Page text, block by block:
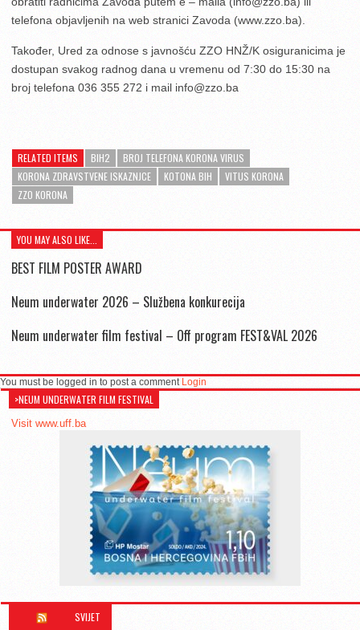
telefona objavljenih na web stranici Zavoda (www.zzo.ba).
Također, Ured za odnose s javnošću ZZO HNŽ/K osiguranicima je
dostupan svakog radnog dana u vremenu od 7:30 do 15:30 na
broj telefona 036 355 272 i mail info@zzo.ba
RELATED ITEMS BIH2
BROJ TELEFONA KORONA VIRUS
KORONA ZDRAVSTVENE ISKAZNJCE
KOTONA BIH
VITUS KORONA
ZZO KORONA
YOU MAY ALSO LIKE...
BEST FILM POSTER AWARD
Neum underwater 2026 – Službena konkurecija
Neum underwater film festival – Off program FEST&VAL 2026
You must be logged in to post a comment Login
>NEUM UNDERWATER FILM FESTIVAL
Visit www.uff.ba
SVIJET